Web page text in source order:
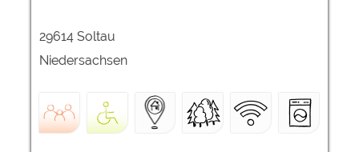
29614 Soltau
Niedersachsen